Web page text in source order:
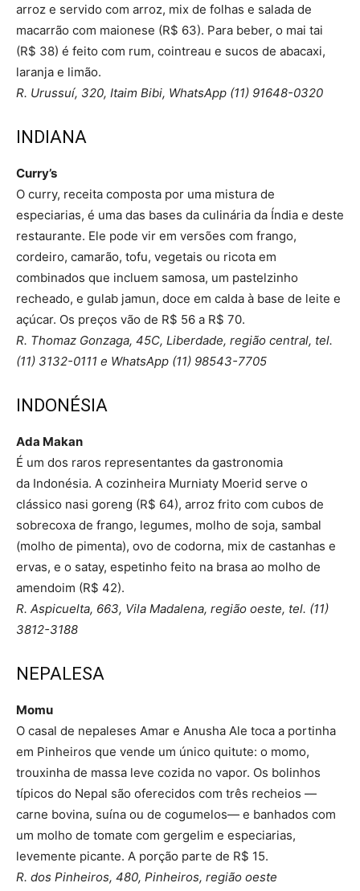
arroz e servido com arroz, mix de folhas e salada de
macarrão com maionese (R$ 63). Para beber, o mai tai
(R$ 38) é feito com rum, cointreau e sucos de abacaxi,
laranja e limão.
R. Urussuí, 320, Itaim Bibi, WhatsApp (11) 91648-0320
INDIANA
Curry’s
O curry, receita composta por uma mistura de
especiarias, é uma das bases da culinária da Índia e deste
restaurante. Ele pode vir em versões com frango,
cordeiro, camarão, tofu, vegetais ou ricota em
combinados que incluem samosa, um pastelzinho
recheado, e gulab jamun, doce em calda à base de leite e
açúcar. Os preços vão de R$ 56 a R$ 70.
R. Thomaz Gonzaga, 45C, Liberdade, região central, tel.
(11) 3132-0111 e WhatsApp (11) 98543-7705
INDONÉSIA
Ada Makan
É um dos raros representantes da gastronomia
da Indonésia. A cozinheira Murniaty Moerid serve o
clássico nasi goreng (R$ 64), arroz frito com cubos de
sobrecoxa de frango, legumes, molho de soja, sambal
(molho de pimenta), ovo de codorna, mix de castanhas e
ervas, e o satay, espetinho feito na brasa ao molho de
amendoim (R$ 42).
R. Aspicuelta, 663, Vila Madalena, região oeste, tel. (11)
3812-3188
NEPALESA
Momu
O casal de nepaleses Amar e Anusha Ale toca a portinha
em Pinheiros que vende um único quitute: o momo,
trouxinha de massa leve cozida no vapor. Os bolinhos
típicos do Nepal são oferecidos com três recheios —
carne bovina, suína ou de cogumelos— e banhados com
um molho de tomate com gergelim e especiarias,
levemente picante. A porção parte de R$ 15.
R. dos Pinheiros, 480, Pinheiros, região oeste